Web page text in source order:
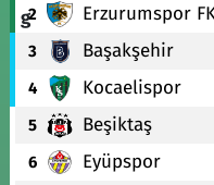
2 Erzurumspor
3 Başakşehir
4 Kocaelispor
5 Beşiktaş
6 Eyüpspor